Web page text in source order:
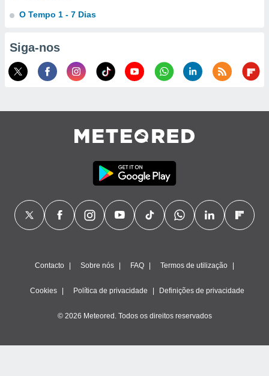
de dados
dados
estudos
de
O Tempo 1 - 7 Dias
Siga-nos
Contacto Sobre nós FAQ Termos de utilização
Cookies Política de privacidade Definições de privacidade
© 2026 Meteored. Todos os direitos reservados